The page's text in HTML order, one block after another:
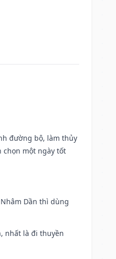
đường bộ, làm thủy
chọn một ngày tốt
Dần thì dùng
nhất là đi thuyền